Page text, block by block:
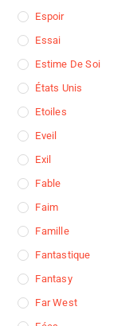
Espoir
Essai
Estime De Soi
États Unis
Etoiles
Eveil
Exil
Fable
Faim
Famille
Fantastique
Fantasy
Far West